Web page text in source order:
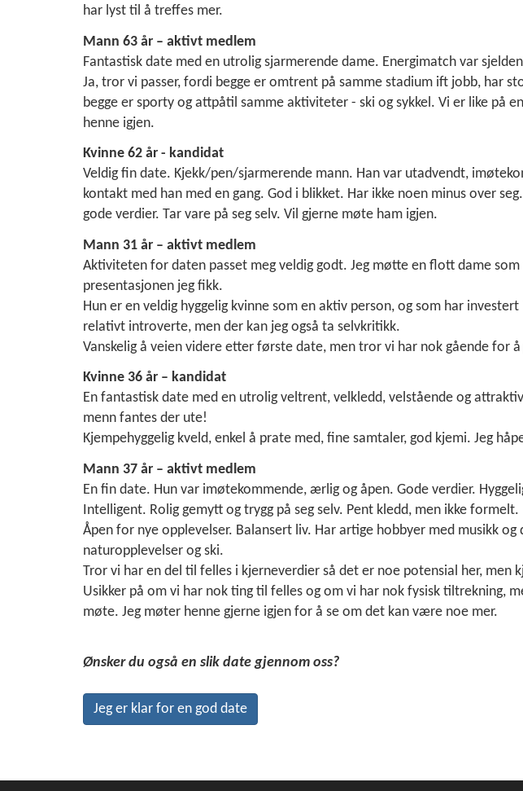
har lyst til å treffes mer.
Mann 63 år – aktivt medlem
Fantastisk date med en utrolig sjarmerende dame. Energimatch var
Ja, tror vi passer, fordi begge er omtrent på samme stadium ift jobb, har
begge er sporty og attpåtil samme aktiviteter - ski og sykkel. Vi er like på
henne igjen.
Kvinne 62 år - kandidat
Veldig fin date. Kjekk/pen/sjarmerende mann. Han var utadvendt,
kontakt med han med en gang. God i blikket. Har ikke noen minus over
gode verdier. Tar vare på seg selv. Vil gjerne møte ham igjen.
Mann 31 år – aktivt medlem
Aktiviteten for daten passet meg veldig godt. Jeg møtte en flott dame
presentasjonen jeg fikk.
Hun er en veldig hyggelig kvinne som en aktiv person, og som har
relativt introverte, men der kan jeg også ta selvkritikk.
Vanskelig å veien videre etter første date, men tror vi har nok gående for
Kvinne 36 år – kandidat
En fantastisk date med en utrolig veltrent, velkledd, velstående og
menn fantes der ute!
Kjempehyggelig kveld, enkel å prate med, fine samtaler, god kjemi. Jeg
Mann 37 år – aktivt medlem
En fin date. Hun var imøtekommende, ærlig og åpen. Gode verdier.
Intelligent. Rolig gemytt og trygg på seg selv. Pent kledd, men ikke formelt.
Åpen for nye opplevelser. Balansert liv. Har artige hobbyer med musikk og
naturopplevelser og ski.
Tror vi har en del til felles i kjerneverdier så det er noe potensial her, men
Usikker på om vi har nok ting til felles og om vi har nok fysisk tiltrekning,
møte. Jeg møter henne gjerne igjen for å se om det kan være noe mer.
Ønsker du også en slik date gjennom oss?
Jeg er klar for en god date